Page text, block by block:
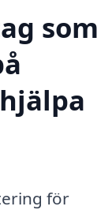
som
för